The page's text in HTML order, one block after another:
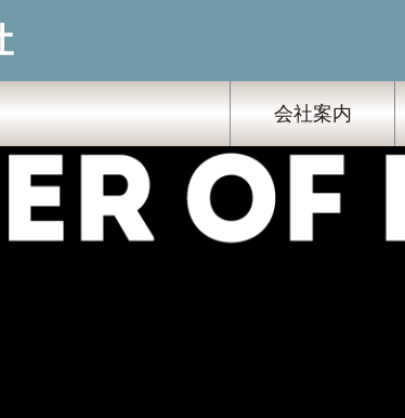
会社案内